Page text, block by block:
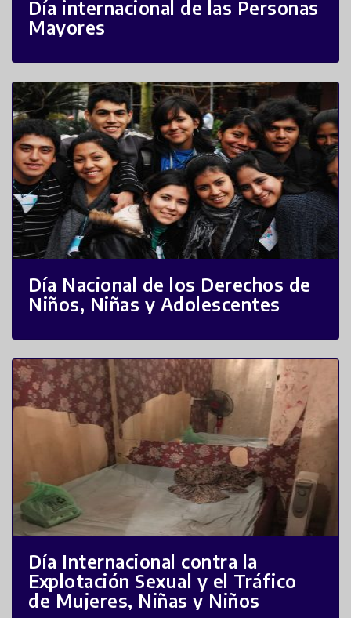
Día internacional de las Personas
Mayores
Día Nacional de los Derechos de
Niños, Niñas y Adolescentes
Día Internacional contra la
Explotación Sexual y el Tráfico
de Mujeres, Niñas y Niños